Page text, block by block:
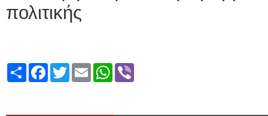
πολιτικής
ShareFacebook
TwitterEmailWhatsApp